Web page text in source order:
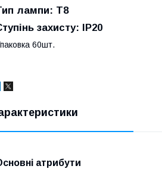
лампи: Т8
захисту: IP20
60шт.
атрибути